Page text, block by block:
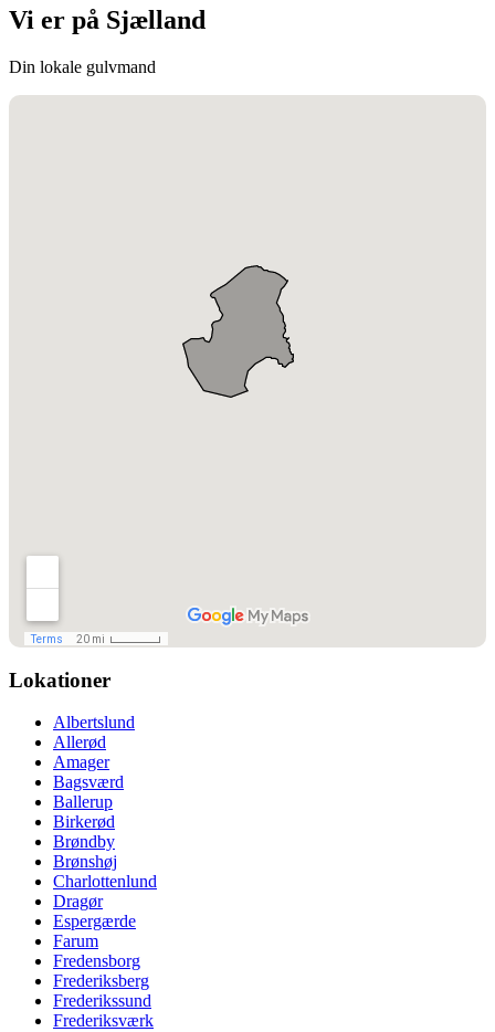
Vi er på Sjælland
Din lokale gulvmand
Lokationer
Albertslund
Allerød
Amager
Bagsværd
Ballerup
Birkerød
Brøndby
Brønshøj
Charlottenlund
Dragør
Espergærde
Farum
Fredensborg
Frederiksberg
Frederikssund
Frederiksværk